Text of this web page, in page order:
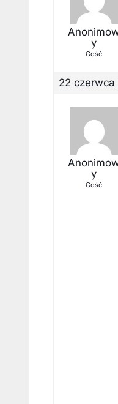
y
Gość
22
y
Gość